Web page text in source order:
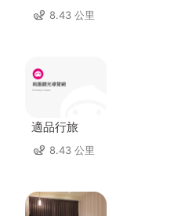
8.43 公里
適品行旅
8.43 公里